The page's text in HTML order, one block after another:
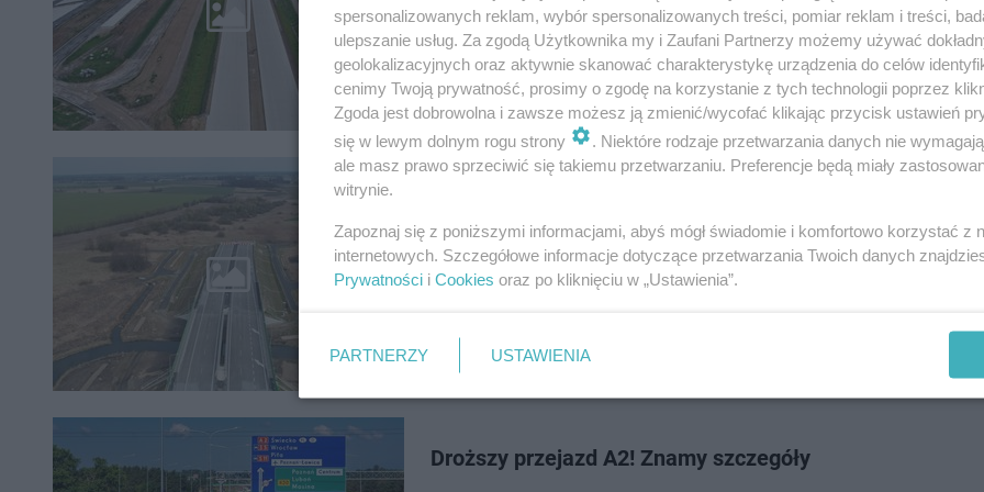
Autostrad podpisały umowę na dofinansowanie ze środków Programu Fundusze
Europejskie na Infrastrukturę, Klimat, Środowi…
GDDKiA ogłosiła przetarg na projekt i budowę
Nowa droga w woj. lubelskim staje się faktem. Ogłoszono przetarg na projekt i
ponad 16 km autostrady A2 pomiędzy węzłem Biała Podlaska a rejonem
Droższy przejazd A2! Znamy szczegóły
spersonalizowanych reklam, wybór spersonalizowanych treści, pomiar reklam i treści,
ulepszanie usług. Za zgodą Użytkownika my i Zaufani Partnerzy możemy używać
geolokalizacyjnych oraz aktywnie skanować charakterystykę urządzenia do celów
cenimy Twoją prywatność, prosimy o zgodę na korzystanie z tych technologii poprzez
Zgoda jest dobrowolna i zawsze możesz ją zmienić/wycofać klikając przycisk ustawień
się w lewym dolnym rogu strony
. Niektóre rodzaje przetwarzania danych nie
ale masz prawo sprzeciwić się takiemu przetwarzaniu. Preferencje będą miały
witrynie.
Zapoznaj się z poniższymi informacjami, abyś mógł świadomie i komfortowo korzystać z
internetowych. Szczegółowe informacje dotyczące przetwarzania Twoich danych
Prywatności i Cookies oraz po kliknięciu w „Ustawienia”.
PARTNERZY USTAWIENIA